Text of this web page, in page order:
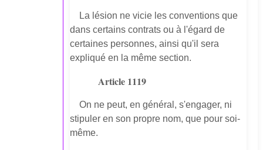
La lésion ne vicie les conventions que
dans certains contrats ou à l'égard de
certaines personnes, ainsi qu'il sera
expliqué en la même section.
Article 1119
On ne peut, en général, s'engager, ni
stipuler en son propre nom, que pour soi-
même.